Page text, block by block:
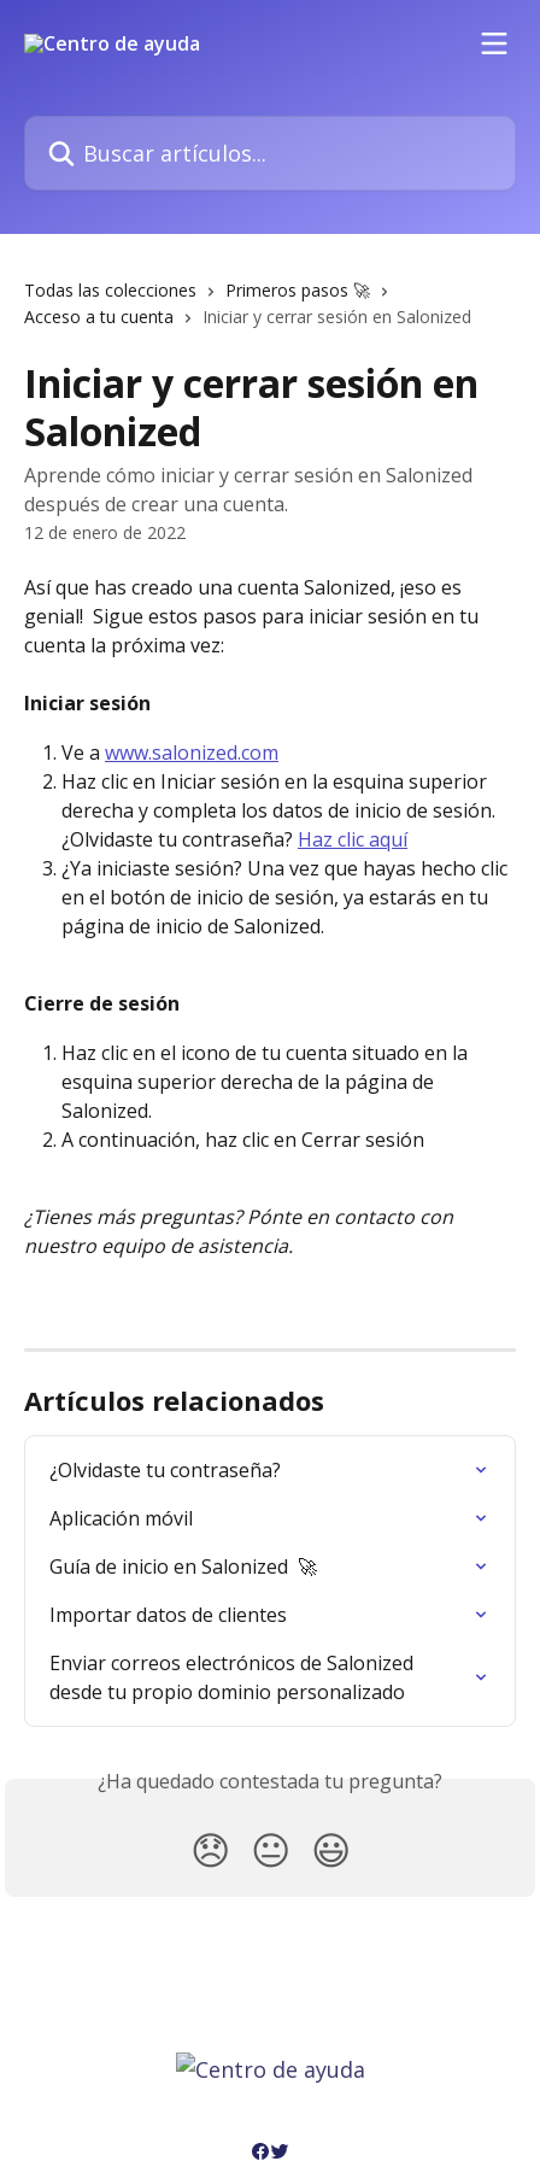
Buscar artículos...
Todas las colecciones
Primeros pasos 🚀
Acceso a tu cuenta
Iniciar y cerrar sesión en Salonized
Iniciar y cerrar sesión en
Salonized
Aprende cómo iniciar y cerrar sesión en Salonized
después de crear una cuenta.
12 de enero de 2022
Así que has creado una cuenta Salonized, ¡eso es
genial!  Sigue estos pasos para iniciar sesión en tu
cuenta la próxima vez:
Iniciar sesión
Ve a www.salonized.com
Haz clic en Iniciar sesión en la esquina superior
derecha y completa los datos de inicio de sesión.
¿Olvidaste tu contraseña? Haz clic aquí
¿Ya iniciaste sesión? Una vez que hayas hecho clic
en el botón de inicio de sesión, ya estarás en tu
página de inicio de Salonized.
Cierre de sesión
Haz clic en el icono de tu cuenta situado en la
esquina superior derecha de la página de
Salonized.
A continuación, haz clic en Cerrar sesión
¿Tienes más preguntas? Pónte en contacto con
nuestro equipo de asistencia.
Artículos relacionados
¿Olvidaste tu contraseña?
Aplicación móvil
Guía de inicio en Salonized  🚀
Importar datos de clientes
Enviar correos electrónicos de Salonized
desde tu propio dominio personalizado
¿Ha quedado contestada tu pregunta?
😞 😐 😃